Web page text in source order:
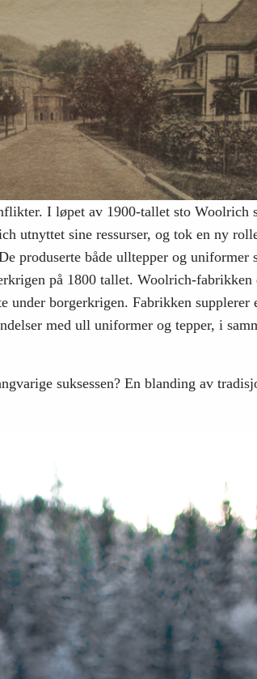
I løpet av 1900-tallet sto Woolrich
utnyttet sine ressurser, og tok en ny
produserte både ulltepper og uniformer
på 1800 tallet. Woolrich-fabrikken
under borgerkrigen. Fabrikken supplerer
med ull uniformer og tepper, i
suksessen? En blanding av